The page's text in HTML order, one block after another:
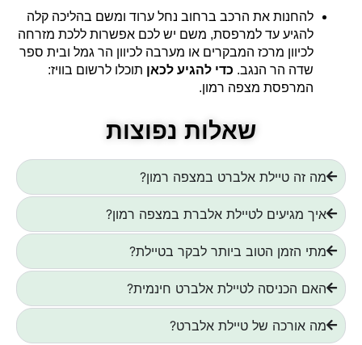
להחנות את הרכב ברחוב נחל ערוד ומשם בהליכה קלה
להגיע עד למרפסת, משם יש לכם אפשרות ללכת מזרחה
לכיוון מרכז המבקרים או מערבה לכיוון הר גמל ובית ספר
שדה הר הנגב. כדי להגיע לכאן תוכלו לרשום בוויז:
המרפסת מצפה רמון.
שאלות נפוצות
מה זה טיילת אלברט במצפה רמון?
איך מגיעים לטיילת אלברת במצפה רמון?
מתי הזמן הטוב ביותר לבקר בטיילת?
האם הכניסה לטיילת אלברט חינמית?
מה אורכה של טיילת אלברט?